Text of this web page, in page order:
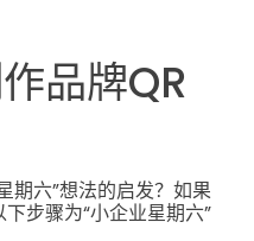
品牌QR
期六”想法的启发？如果
步骤为“小企业星期六”